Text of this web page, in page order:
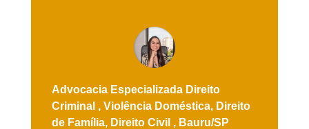
Advocacia Especializada Direito
Criminal , Violência Doméstica, Direito
de Família, Direito Civil , Bauru/SP